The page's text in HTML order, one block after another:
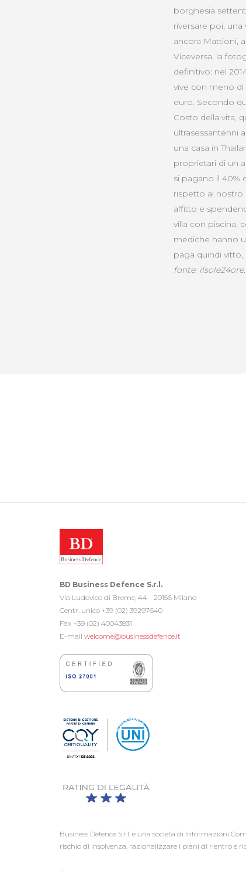
borghesia
riversare poi,
ancora Mattioni,
Viceversa, la
definitivo: nel
vive con meno
euro. Secondo
Costo della vita,
ultrasessantenni
una casa in
proprietari di un
si pagano il 40%
rispetto al
affitto e
villa con piscina,
mediche hanno
paga quindi
fonte:
BD Business Defence S.r.l.
Via Ludovico di Breme, 44 - 20156 Milano
Centr. unico +39 (02) 39297640
Fax +39 (02) 40043831
E-mail welcome@businessdefence.it
Business Defence S.r.l. è una società di Informazioni
rischio di insolvenza, razionalizzare i piani di rientro e